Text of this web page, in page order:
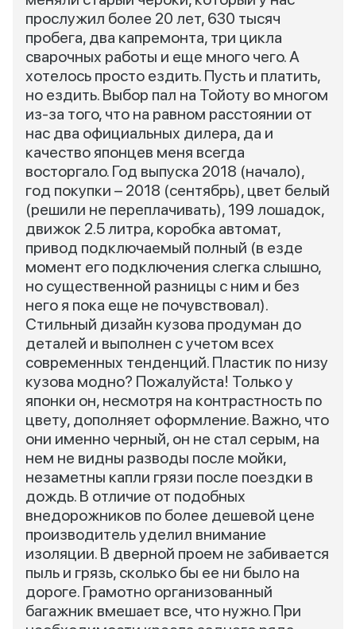
прослужил более 20 лет, 630 тысяч
пробега, два капремонта, три цикла
сварочных работы и еще много чего. А
хотелось просто ездить. Пусть и платить,
но ездить. Выбор пал на Тойоту во многом
из-за того, что на равном расстоянии от
нас два официальных дилера, да и
качество японцев меня всегда
восторгало. Год выпуска 2018 (начало),
год покупки – 2018 (сентябрь), цвет белый
(решили не переплачивать), 199 лошадок,
движок 2.5 литра, коробка автомат,
привод подключаемый полный (в езде
момент его подключения слегка слышно,
но существенной разницы с ним и без
него я пока еще не почувствовал).
Стильный дизайн кузова продуман до
деталей и выполнен с учетом всех
современных тенденций. Пластик по низу
кузова модно? Пожалуйста! Только у
японки он, несмотря на контрастность по
цвету, дополняет оформление. Важно, что
они именно черный, он не стал серым, на
нем не видны разводы после мойки,
незаметны капли грязи после поездки в
дождь. В отличие от подобных
внедорожников по более дешевой цене
производитель уделил внимание
изоляции. В дверной проем не забивается
пыль и грязь, сколько бы ее ни было на
дороге. Грамотно организованный
багажник вмешает все, что нужно. При